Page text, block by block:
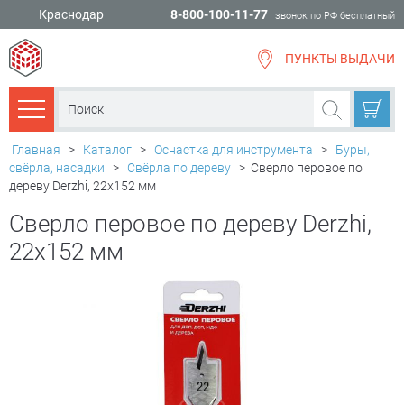
Краснодар 8-800-100-11-77 звонок по РФ бесплатный
ПУНКТЫ ВЫДАЧИ
Каталог товаров
Главная > Каталог > Оснастка для инструмента >
Буры,
свёрла, насадки
> Свёрла по дереву > Сверло перовое по
дереву Derzhi, 22х152 мм
Сверло перовое по дереву Derzhi,
22х152 мм